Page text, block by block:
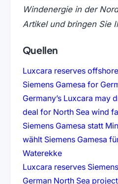
Windenergie in der
Artikel und bringen Sie
Quellen
Luxcara reserves
Siemens Gamesa for
Germany’s Luxcara may
deal for North Sea wind
Siemens Gamesa statt
wählt Siemens Gamesa
Waterekke(öffnet in
Luxcara reserves
German North Sea